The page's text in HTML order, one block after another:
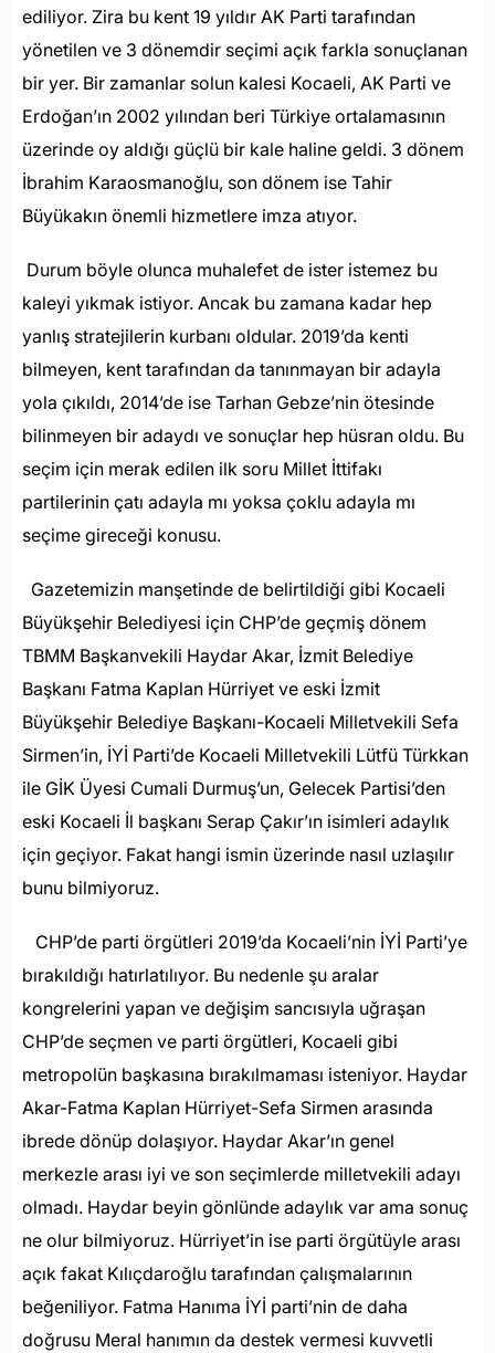
ediliyor. Zira bu kent 19 yıldır AK Parti tarafından
yönetilen ve 3 dönemdir seçimi açık farkla sonuçlanan
bir yer. Bir zamanlar solun kalesi Kocaeli, AK Parti ve
Erdoğan’ın 2002 yılından beri Türkiye ortalamasının
üzerinde oy aldığı güçlü bir kale haline geldi. 3 dönem
İbrahim Karaosmanoğlu, son dönem ise Tahir
Büyükakın önemli hizmetlere imza atıyor.
Durum böyle olunca muhalefet de ister istemez bu
kaleyi yıkmak istiyor. Ancak bu zamana kadar hep
yanlış stratejilerin kurbanı oldular. 2019’da kenti
bilmeyen, kent tarafından da tanınmayan bir adayla
yola çıkıldı, 2014’de ise Tarhan Gebze’nin ötesinde
bilinmeyen bir adaydı ve sonuçlar hep hüsran oldu. Bu
seçim için merak edilen ilk soru Millet İttifakı
partilerinin çatı adayla mı yoksa çoklu adayla mı
seçime gireceği konusu.
Gazetemizin manşetinde de belirtildiği gibi Kocaeli
Büyükşehir Belediyesi için CHP’de geçmiş dönem
TBMM Başkanvekili Haydar Akar, İzmit Belediye
Başkanı Fatma Kaplan Hürriyet ve eski İzmit
Büyükşehir Belediye Başkanı-Kocaeli Milletvekili Sefa
Sirmen’in, İYİ Parti’de Kocaeli Milletvekili Lütfü Türkkan
ile GİK Üyesi Cumali Durmuş’un, Gelecek Partisi’den
eski Kocaeli İl başkanı Serap Çakır’ın isimleri adaylık
için geçiyor. Fakat hangi ismin üzerinde nasıl uzlaşılır
bunu bilmiyoruz.
CHP’de parti örgütleri 2019’da Kocaeli’nin İYİ Parti’ye
bırakıldığı hatırlatılıyor. Bu nedenle şu aralar
kongrelerini yapan ve değişim sancısıyla uğraşan
CHP’de seçmen ve parti örgütleri, Kocaeli gibi
metropolün başkasına bırakılmaması isteniyor. Haydar
Akar-Fatma Kaplan Hürriyet-Sefa Sirmen arasında
ibrede dönüp dolaşıyor. Haydar Akar’ın genel
merkezle arası iyi ve son seçimlerde milletvekili adayı
olmadı. Haydar beyin gönlünde adaylık var ama sonuç
ne olur bilmiyoruz. Hürriyet’in ise parti örgütüyle arası
açık fakat Kılıçdaroğlu tarafından çalışmalarının
beğeniliyor. Fatma Hanıma İYİ parti’nin de daha
doğrusu Meral hanımın da destek vermesi kuvvetli